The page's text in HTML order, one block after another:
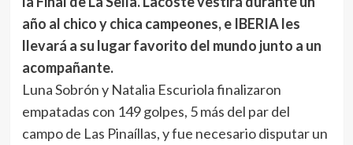
año al chico y chica campeones, e IBERIA les
llevará a su lugar favorito del mundo junto a un
acompañante.
Luna Sobrón y Natalia Escuriola finalizaron
empatadas con 149 golpes, 5 más del par del
campo de Las Pinaíllas, y fue necesario disputar un